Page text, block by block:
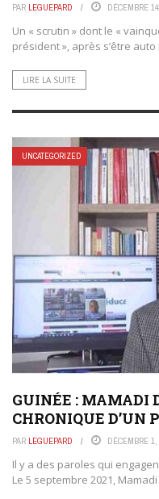
PAR LEGUEPARD DÉCEMBRE
Un « scrutin » dont le «
président », après s’être
LIRE LA SUITE
UNCATEGORIZED
GUINÉE : MAMADI
CHRONIQUE D’UN
PAR LEGUEPARD DÉCEMBRE 1,
Il y a des paroles qui
Le 5 septembre 2021,